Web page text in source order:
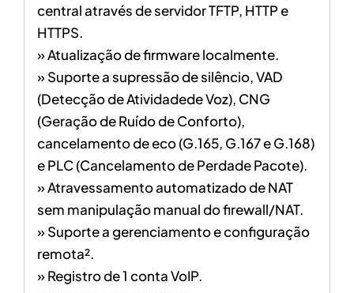
central através de servidor TFTP, HTTP e
HTTPS.
» Atualização de firmware localmente.
» Suporte a supressão de silêncio, VAD
(Detecção de Atividadede Voz), CNG
(Geração de Ruído de Conforto),
cancelamento de eco (G.165, G.167 e G.168)
e PLC (Cancelamento de Perdade Pacote).
» Atravessamento automatizado de NAT
sem manipulação manual do firewall/NAT.
» Suporte a gerenciamento e configuração
remota².
» Registro de 1 conta VoIP.